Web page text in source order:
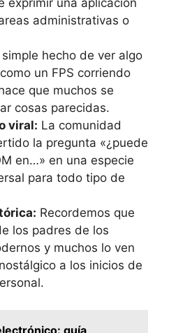
exprimir una aplicación
administrativas o
simple hecho de ver algo
un FPS corriendo
que muchos se
cosas parecidas.
viral: La comunidad
la pregunta «¿puede
en…» en una especie
para todo tipo de
Recordemos que
los padres de los
y muchos lo ven
a los inicios de
guía